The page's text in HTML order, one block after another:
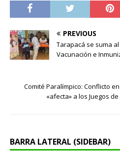
PREVIOUS
Tarapacá se suma
Vacunación e
Comité Paralímpico: Conflicto
«afecta» a los Juegos
BARRA LATERAL (SIDEBAR)